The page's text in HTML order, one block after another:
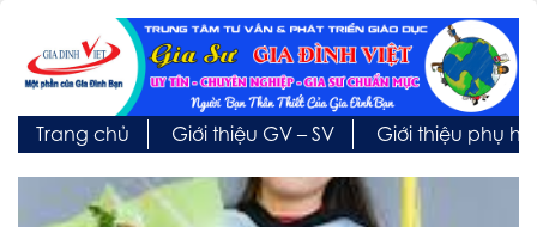
Trang chủ Giới thiệu GV – SV Giới thiệu phụ